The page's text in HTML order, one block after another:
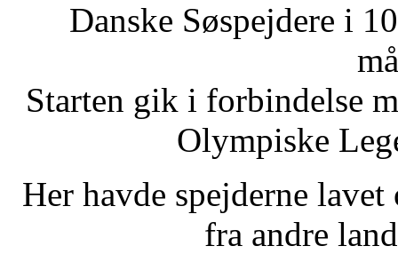
Danske Søspejdere i
Starten gik i forbindelse
Olympiske
Her havde spejderne
fra andre